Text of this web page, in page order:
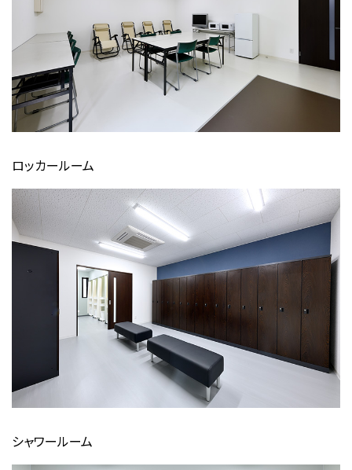
ロッカールーム
シャワールーム